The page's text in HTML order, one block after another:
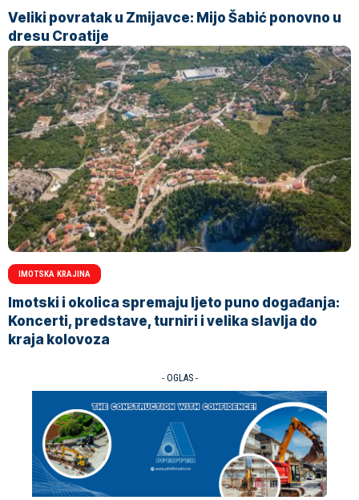
Veliki povratak u Zmijavce: Mijo Šabić ponovno u
dresu Croatije
IMOTSKA KRAJINA
Imotski i okolica spremaju ljeto puno događanja:
Koncerti, predstave, turniri i velika slavlja do
kraja kolovoza
- OGLAS -